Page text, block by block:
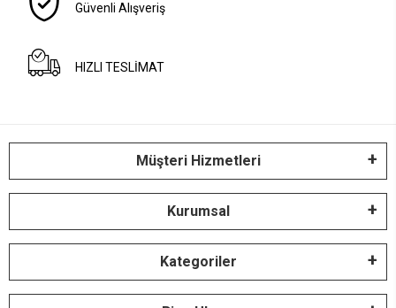
Güvenli Alışveriş
HIZLI TESLİMAT
Müşteri Hizmetleri
Kurumsal
Kategoriler